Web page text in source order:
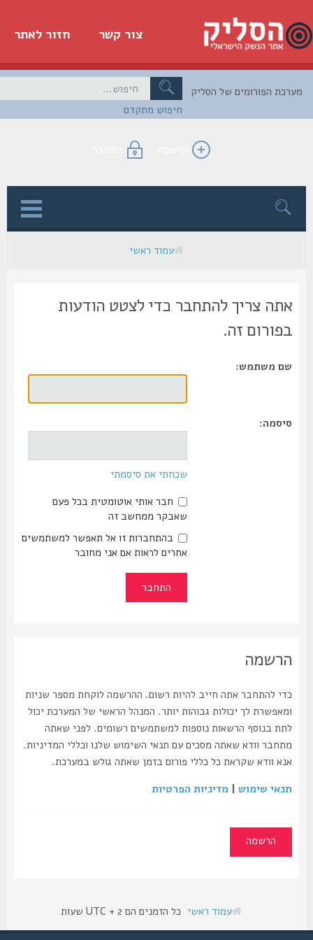
חזור לאתר צור קשר
חיפוש מתקדם
הפורומים של הסליק
הרשמה התחבר
עמוד ראשי
אתה צריך להתחבר כדי לצטט הודעות
בפורום זה.
שם משתמש:
סיסמה:
שכחתי את סיסמתי
חבר אותי אוטומטית בכל פעם
שאבקר ממחשב זה
בהתחברות זו אל תאפשר למשתמשים
אחרים לראות אם אני מחובר
הרשמה
כדי להתחבר אתה חייב להיות רשום. ההרשמה לוקחת מספר שניות
ומאפשרת לך יכולות גבוהות יותר. המנהל הראשי של המערכת יכול
לתת בנוסף הרשאות נוספות למשתמשים רשומים. לפני שאתה
מתחבר וודא שאתה מסכים עם תנאי השימוש שלנו וכללי המדיניות.
אנא וודא שקראת כל כללי פורום בזמן שאתה גולש במערכת.
תנאי שימוש|מדיניות הפרטיות
הרשמה
עמוד ראשי כל הזמנים הם UTC + 2 שעות